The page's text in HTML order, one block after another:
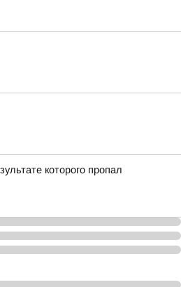
которого пропал